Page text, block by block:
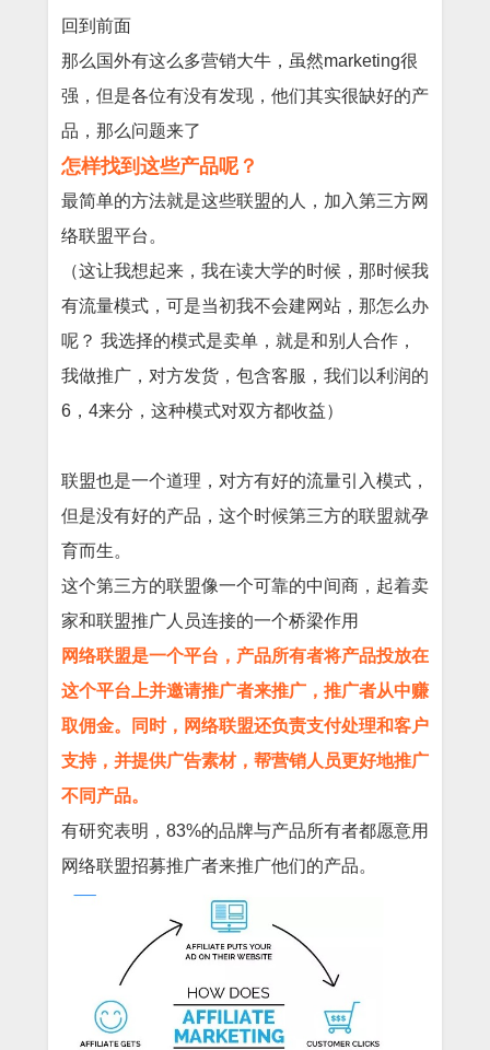
回到前面
那么国外有这么多营销大牛，虽然marketing很
强，但是各位有没有发现，他们其实很缺好的产
品，那么问题来了
怎样找到这些产品呢？
最简单的方法就是这些联盟的人，加入第三方网
络联盟平台。
（这让我想起来，我在读大学的时候，那时候我
有流量模式，可是当初我不会建网站，那怎么办
呢？ 我选择的模式是卖单，就是和别人合作，
我做推广，对方发货，包含客服，我们以利润的
6，4来分，这种模式对双方都收益）
联盟也是一个道理，对方有好的流量引入模式，
但是没有好的产品，这个时候第三方的联盟就孕
育而生。
这个第三方的联盟像一个可靠的中间商，起着卖
家和联盟推广人员连接的一个桥梁作用
网络联盟是一个平台，产品所有者将产品投放在
这个平台上并邀请推广者来推广，推广者从中赚
取佣金。同时，网络联盟还负责支付处理和客户
支持，并提供广告素材，帮营销人员更好地推广
不同产品。
有研究表明，83%的品牌与产品所有者都愿意用
网络联盟招募推广者来推广他们的产品。